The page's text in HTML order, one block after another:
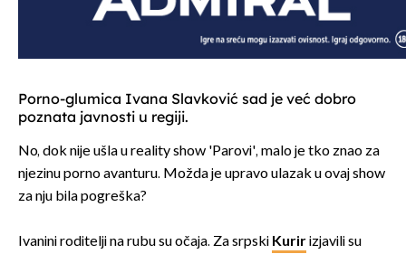
Porno-glumica Ivana Slavković sad je već dobro
poznata javnosti u regiji.
No, dok nije ušla u reality show 'Parovi', malo je tko znao za
njezinu porno avanturu. Možda je upravo ulazak u ovaj show
za nju bila pogreška?
Ivanini roditelji na rubu su očaja. Za srpski Kuririzjavili su